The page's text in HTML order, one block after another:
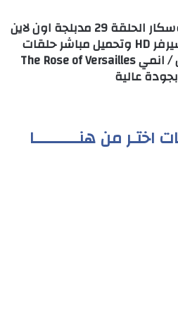
مشاهدة وتحميل ليدي أوسكار الحلقة 29 مدبلجة اون لاين
مباشرة علي اكثر من سيرفر HD وتحميل مباشر حلقات
كاملة مسلسل / كرتون / انمي The Rose of Versailles
اختـر من هنـــــــــا